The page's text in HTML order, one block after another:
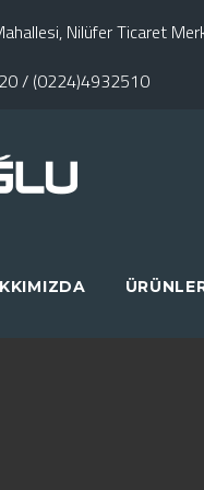
Nilüfer Ticaret
/ (0224)4932510